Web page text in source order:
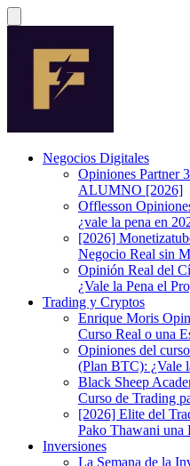
Negocios Digitales
Opiniones Partner
ALUMNO [2026]
Offlesson
¿vale la pena en
[2026]
Negocio Real sin
Opinión Real del
¿Vale la Pena el
Trading y Cryptos
Enrique Moris
Curso Real o una
Opiniones del
(Plan BTC): ¿Vale
Black Sheep
Curso de Trading
[2026] Elite del
Pako Thawani una
Inversiones
La Semana de la